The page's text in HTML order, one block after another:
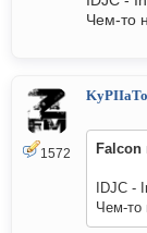
Чем-то
1572 Falcon
IDJC -
Чем-то